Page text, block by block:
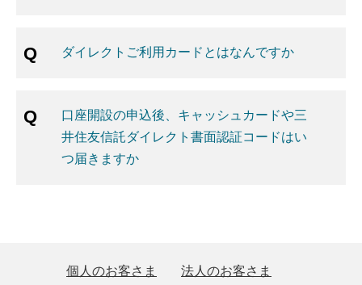
ダイレクトご利用カードとはなんですか
口座開設の申込後、キャッシュカードや三
井住友信託ダイレクト書面認証コードはい
つ届きますか
個人のお客さま
法人のお客さま